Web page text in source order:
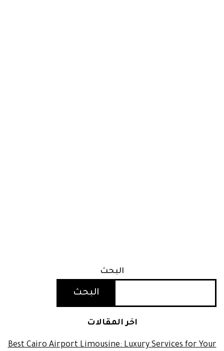
البحث
البحث
اخر المقالات
Best Cairo Airport Limousine: Luxury Services for Your